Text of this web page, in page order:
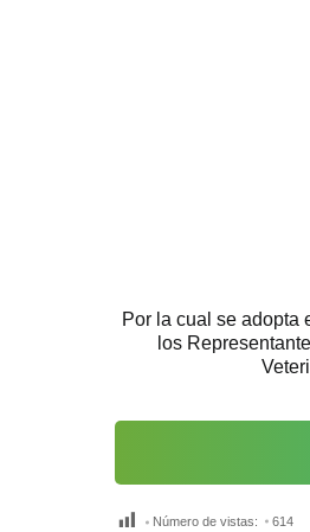
Por la cual se adopta
los
Número de vistas: 614